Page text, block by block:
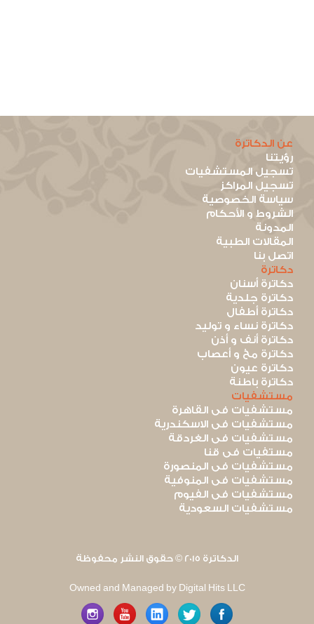
عن الدكاترة
رؤيتنا
تسجيل المستشفيات
تسجيل المراكز
سياسة الخصوصية
الشروط و الأحكام
المدونة
المقالات الطبية
اتصل بنا
دكاترة
دكاترة أسنان
دكاترة جلدية
دكاترة أطفال
دكاترة نساء و توليد
دكاترة أنف و أذن
دكاترة مخ و أعصاب
دكاترة عيون
دكاترة باطنة
مستشفيات
مستشفيات فى القاهرة
مستشفيات فى الاسكندرية
مستشفيات فى الغردقة
مستفيات فى قنا
مستشفيات فى المنصورة
مستشفيات فى المنوفية
مستشفيات فى الفيوم
مستشفيات السعودية
الدكاترة 2015 © حقوق النشر محفوظة
Owned and Managed by Digital Hits LLC